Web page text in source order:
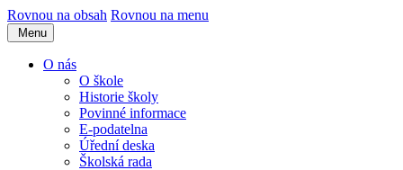
Rovnou na obsah Rovnou na menu
Menu
O nás
O škole
Historie školy
Povinné informace
E-podatelna
Úřední deska
Školská rada